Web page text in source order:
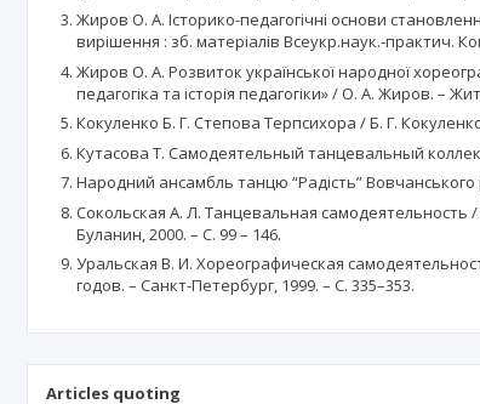
Жиров О. А. Історико-педагогічні основи
вирішення : зб. матеріалів Всеукр.наук.-практич.
Жиров О. А. Розвиток української народної
педагогіка та історія педагогіки» / О. А. Жиров. –
Кокуленко Б. Г. Степова Терпсихора / Б. Г.
Кутасова Т. Самодеятельный танцевальный
Народний ансамбль танцю “Радість”
Сокольская А. Л. Танцевальная самодеятельность
Буланин, 2000. – С. 99 – 146.
Уральская В. И. Хореографическая
годов. – Санкт-Петербург, 1999. – С. 335–353.
Articles quoting